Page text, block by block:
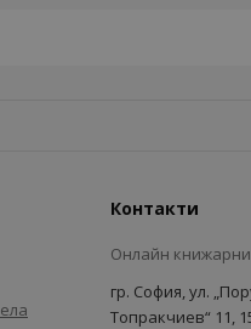
Контакти
Онлайн
гр. София, ул.
Топракчиев“ 11,